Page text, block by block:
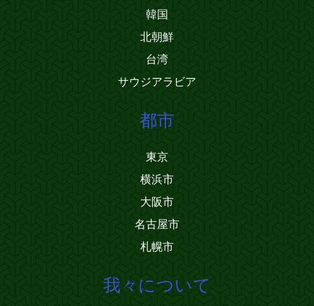
韓国
北朝鮮
台湾
サウジアラビア
都市
東京
横浜市
大阪市
名古屋市
札幌市
我々について